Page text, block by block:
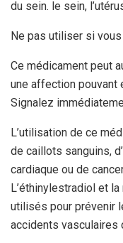
du sein. le sein,
Ne pas utiliser si
Ce médicament peut
une affection pouvant
Signalez
L’utilisation de ce
de caillots sanguins,
cardiaque ou de
L’éthinylestradiol et
utilisés pour prévenir
accidents vasculaires